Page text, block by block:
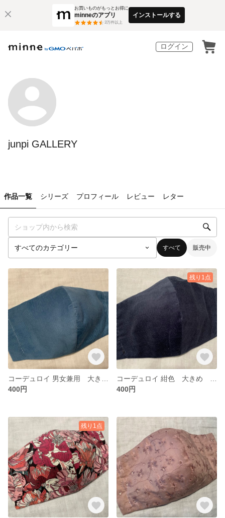
お買いものがもっとお得に
minneのアプリ
3万件以上
インストールする
ログイン
junpi GALLERY
作品一覧 シリーズ プロフィール レビュー レター
すべて 販売中
400円
残り1点
400円
残り1点